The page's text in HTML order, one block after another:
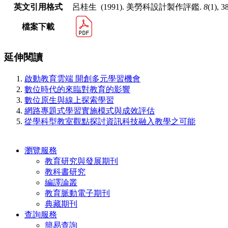
英文引用格式
呂桂生 (1991). 美勞科設計製作評鑑. 8(1),
檔案下載
延伸閱讀
啟動教育雲端 開創多元學習機會
數位時代的來臨對教育的影響
數位原生與線上探索學習
網路專題式學習實施模式與成效評估
從學科型教室觀點探討資訊科技融入教學之可能
瀏覽服務
教育研究與發展期刊
教科書研究
編譯論叢
教育脈動電子期刊
典藏期刊
查詢服務
簡易查詢